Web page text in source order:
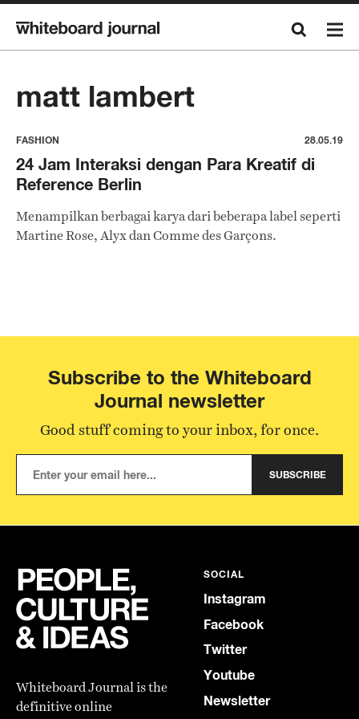
matt lambert
FASHION 28.05.19
24 Jam Interaksi dengan Para Kreatif di
Reference Berlin
Menampilkan berbagai karya dari beberapa label seperti
Martine Rose, Alyx dan Comme des Garçons.
Subscribe to the Whiteboard
Journal newsletter
Good stuff coming to your inbox, for once.
SUBSCRIBE
Whiteboard Journal is the
definitive online
SOCIAL
Instagram
Facebook
Twitter
Youtube
Newsletter